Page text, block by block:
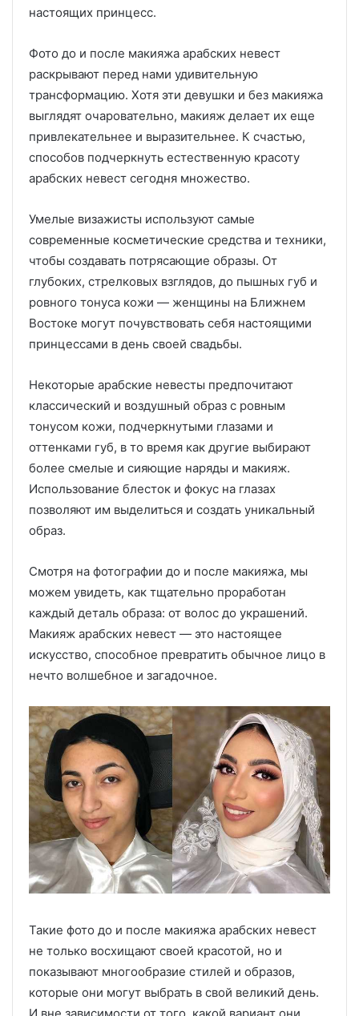
настоящих принцесс.
Фото до и после макияжа арабских невест
раскрывают перед нами удивительную
трансформацию. Хотя эти девушки и без макияжа
выглядят очаровательно, макияж делает их еще
привлекательнее и выразительнее. К счастью,
способов подчеркнуть естественную красоту
арабских невест сегодня множество.
Умелые визажисты используют самые
современные косметические средства и техники,
чтобы создавать потрясающие образы. От
глубоких, стрелковых взглядов, до пышных губ и
ровного тонуса кожи — женщины на Ближнем
Востоке могут почувствовать себя настоящими
принцессами в день своей свадьбы.
Некоторые арабские невесты предпочитают
классический и воздушный образ с ровным
тонусом кожи, подчеркнутыми глазами и
оттенками губ, в то время как другие выбирают
более смелые и сияющие наряды и макияж.
Использование блесток и фокус на глазах
позволяют им выделиться и создать уникальный
образ.
Смотря на фотографии до и после макияжа, мы
можем увидеть, как тщательно проработан
каждый деталь образа: от волос до украшений.
Макияж арабских невест — это настоящее
искусство, способное превратить обычное лицо в
нечто волшебное и загадочное.
Такие фото до и после макияжа арабских невест
не только восхищают своей красотой, но и
показывают многообразие стилей и образов,
которые они могут выбрать в свой великий день.